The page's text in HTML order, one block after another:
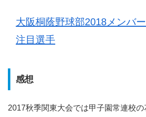
大阪桐蔭野球部2018メンバ
注目選手
感想
2017秋季関東大会では甲子園常連校